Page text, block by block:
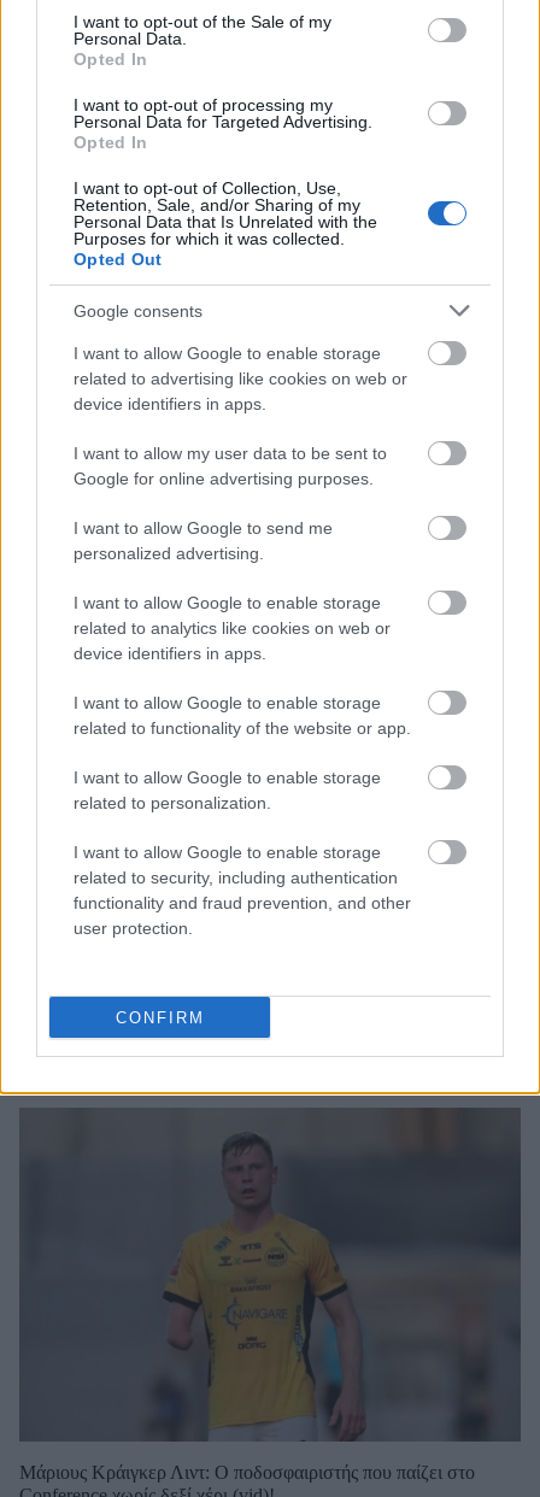
consent section.
I want to opt-out of the Sale of my
Personal Data.
Opted In
I want to opt-out of processing my
Personal Data for Targeted Advertising.
Opted In
I want to opt-out of Collection, Use,
Retention, Sale, and/or Sharing of my
Personal Data that Is Unrelated with the
Purposes for which it was collected.
Opted Out
Google consents
I want to allow Google to enable storage
related to advertising like cookies on web or
device identifiers in apps.
I want to allow my user data to be sent to
Google for online advertising purposes.
I want to allow Google to send me
personalized advertising.
I want to allow Google to enable storage
related to analytics like cookies on web or
device identifiers in apps.
I want to allow Google to enable storage
related to functionality of the website or app.
I want to allow Google to enable storage
related to personalization.
I want to allow Google to enable storage
related to security, including authentication
functionality and fraud prevention, and other
user protection.
CONFIRM
ΔΙΑΒΑΖΟΝΤΑΙ ΤΩΡΑ
Kαθαρίζεις τα παπούτσια σου με υγρά
μαντηλάκια; Οι λόγοι που πρέπει να σταματήσεις
asap
Ζώδια σήμερα (9/8): Ανοίγουν δρόμοι για το
μέλλον - Τι προβλέπεται για κάθε ζώδιο
Η συνήθεια που «σκουριάζει» σιωπηλά το μυαλό
σου - Συμβαίνει στους περισσότερους και δεν το
καταλαβαίνουμε
BEST OF INTERNET
Μάριους Κράιγκερ Λιντ: Ο ποδοσφαιριστής που παίζει στο